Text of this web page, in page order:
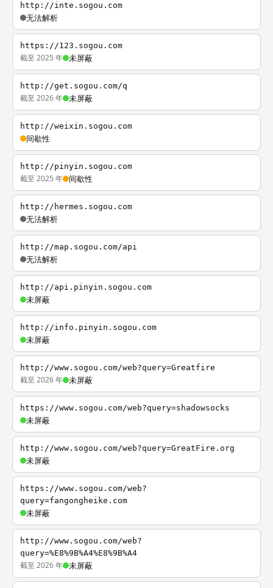
http://inte.sogou.com
无法解析
https://123.sogou.com
截至 2025 年 未屏蔽
http://get.sogou.com/q
截至 2026 年 未屏蔽
http://weixin.sogou.com
间歇性
http://pinyin.sogou.com
截至 2025 年 间歇性
http://hermes.sogou.com
无法解析
http://map.sogou.com/api
无法解析
http://api.pinyin.sogou.com
未屏蔽
http://info.pinyin.sogou.com
未屏蔽
http://www.sogou.com/web?query=Greatfire
截至 2026 年 未屏蔽
https://www.sogou.com/web?query=shadowsocks
未屏蔽
http://www.sogou.com/web?query=GreatFire.org
未屏蔽
https://www.sogou.com/web?
query=fangongheike.com
未屏蔽
http://www.sogou.com/web?
query=%E8%9B%A4%E8%9B%A4
截至 2026 年 未屏蔽